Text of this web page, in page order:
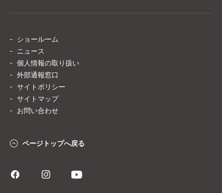
ショールーム
ニュース
個人情報の取り扱い
外部通報窓口
サイトポリシー
サイトマップ
お問い合わせ
ページトップへ戻る